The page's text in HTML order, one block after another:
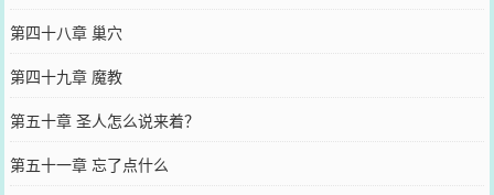
第四十八章 巢穴
第四十九章 魔教
第五十章 圣人怎么说来着？
第五十一章 忘了点什么